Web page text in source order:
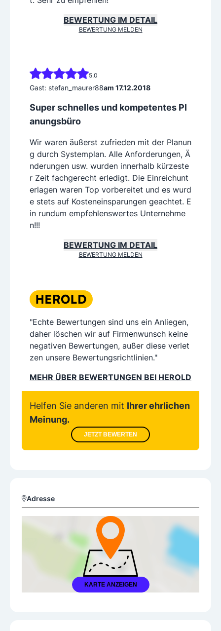
BEWERTUNG IM DETAIL
BEWERTUNG MELDEN
5.0
Gast: stefan_maurer88am 17.12.2018
Super schnelles und kompetentes Pl
anungsbüro
Wir waren äußerst zufrieden mit der Planun
g durch Systemplan. Alle Anforderungen, Ä
nderungen usw. wurden innerhalb kürzeste
r Zeit fachgerecht erledigt. Die Einreichunt
erlagen waren Top vorbereitet und es wurd
e stets auf Kosteneinsparungen geachtet. E
in rundum empfehlenswertes Unternehme
n!!!
BEWERTUNG IM DETAIL
BEWERTUNG MELDEN
"Echte Bewertungen sind uns ein Anliegen,
daher löschen wir auf Firmenwunsch keine
negativen Bewertungen, außer diese verlet
zen unsere Bewertungsrichtlinien."
MEHR ÜBER BEWERTUNGEN BEI HEROLD
Helfen Sie anderen mit Ihrer ehrlichen
Meinung.
JETZT BEWERTEN
Adresse
KARTE ANZEIGEN